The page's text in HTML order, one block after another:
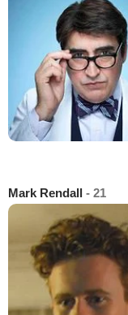
Mark Rendall - 21